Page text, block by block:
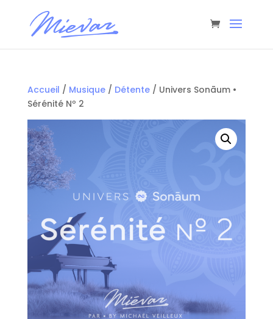
Accueil / Musique/ Détente/ Univers Sonāum •
Sérénité Nº 2